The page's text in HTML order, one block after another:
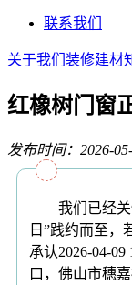
联系我们
关于我们 装修建材
红橡树门窗
发布时间：2026-
我们已经关
日”践约而至，
承认2026-04-
口，佛山市穗